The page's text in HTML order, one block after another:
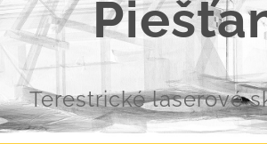
Terestrické laserové